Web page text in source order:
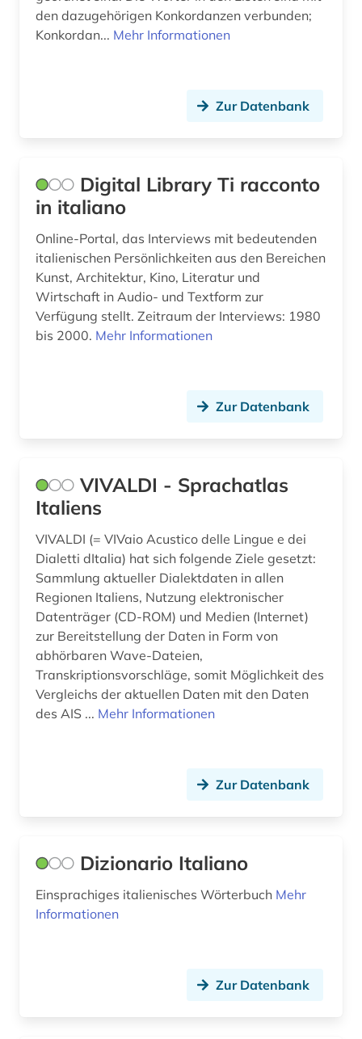
hispanistik (17)
italien (10)
italienisch (19)
italienische dialekte (1)
kalabresisch (1)
katalog (1)
korpus (2)
korpus (5)
korpus <linguistik> (1)
kritische ausgabe (1)
kultur (3)
kulturgeschichte (1)
kulturwissenschaften (16)
kunst (1)
literatur (4)
lusitanistik (13)
den dazugehörigen Konkordanzen verbunden;
Konkordan... Mehr Informationen
Zur Datenbank
Digital Library Ti racconto
in italiano
Online-Portal, das Interviews mit bedeutenden
italienischen Persönlichkeiten aus den Bereichen
Kunst, Architektur, Kino, Literatur und
Wirtschaft in Audio- und Textform zur
Verfügung stellt. Zeitraum der Interviews: 1980
bis 2000. Mehr Informationen
Zur Datenbank
VIVALDI - Sprachatlas
Italiens
VIVALDI (= VIVaio Acustico delle Lingue e dei
Dialetti dItalia) hat sich folgende Ziele gesetzt:
Sammlung aktueller Dialektdaten in allen
Regionen Italiens, Nutzung elektronischer
Datenträger (CD-ROM) und Medien (Internet)
zur Bereitstellung der Daten in Form von
abhörbaren Wave-Dateien,
Transkriptionsvorschläge, somit Möglichkeit des
Vergleichs der aktuellen Daten mit den Daten
des AIS ... Mehr Informationen
Zur Datenbank
Dizionario Italiano
Einsprachiges italienisches Wörterbuch Mehr
Informationen
Zur Datenbank